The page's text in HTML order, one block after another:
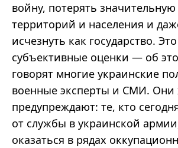
войну, потерять значительную
территорий и населения и
исчезнуть как государство.
субъективные оценки — об
говорят многие украинские
военные эксперты и СМИ. Они
предупреждают: те, кто
от службы в украинской
оказаться в рядах